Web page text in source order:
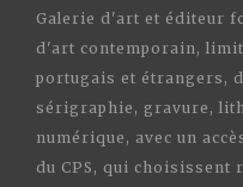
Galerie d'art et éditeur
d'art contemporain,
portugais et étrangers,
sérigraphie, gravure,
numérique, avec un
du CPS, qui choisissent